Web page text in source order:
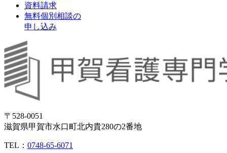
資料請求
無料個別相談の
申し込み
〒528-0051
滋賀県甲賀市水口町北内貴280の2番地
TEL： 0748-65-6071